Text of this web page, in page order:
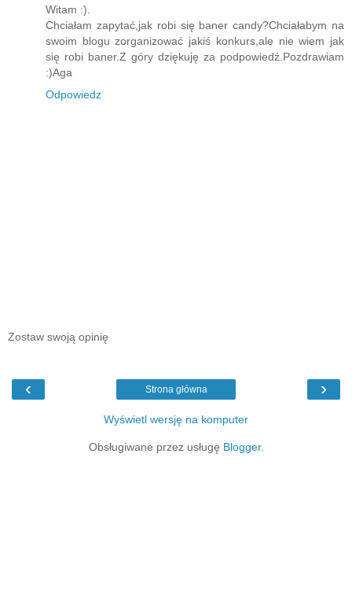
Witam :).
Chciałam zapytać,jak robi się baner candy?Chciałabym na
swoim blogu zorganizować jakiś konkurs,ale nie wiem jak
się robi baner.Z góry dziękuję za podpowiedź.Pozdrawiam
:)Aga
Odpowiedz
Zostaw swoją opinię
‹ ›
Strona główna
Wyświetl wersję na komputer
Obsługiwane przez usługę Blogger.